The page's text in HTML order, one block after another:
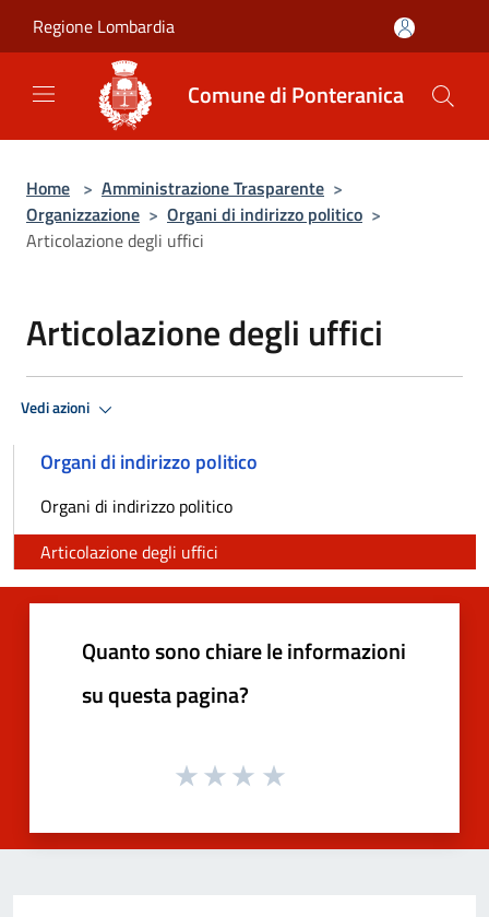
Regione Lombardia
Comune di Ponteranica
Home > Amministrazione Trasparente >
Organizzazione > Organi di indirizzo politico >
Articolazione degli uffici
Articolazione degli uffici
Vedi azioni
Organi di indirizzo politico
Organi di indirizzo politico
Articolazione degli uffici
Quanto sono chiare le informazioni
su questa pagina?